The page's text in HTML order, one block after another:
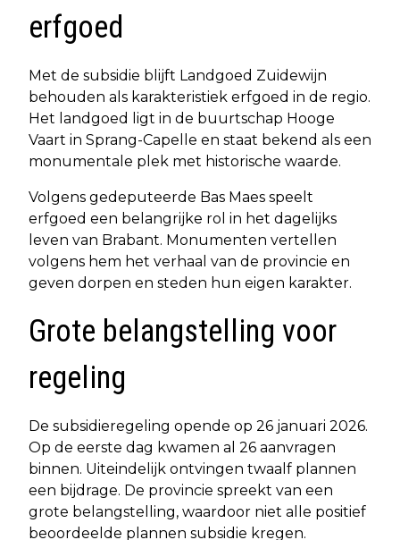
erfgoed
Met de subsidie blijft Landgoed Zuidewijn
behouden als karakteristiek erfgoed in de regio.
Het landgoed ligt in de buurtschap Hooge
Vaart in Sprang-Capelle en staat bekend als een
monumentale plek met historische waarde.
Volgens gedeputeerde Bas Maes speelt
erfgoed een belangrijke rol in het dagelijks
leven van Brabant. Monumenten vertellen
volgens hem het verhaal van de provincie en
geven dorpen en steden hun eigen karakter.
Grote belangstelling voor
regeling
De subsidieregeling opende op 26 januari 2026.
Op de eerste dag kwamen al 26 aanvragen
binnen. Uiteindelijk ontvingen twaalf plannen
een bijdrage. De provincie spreekt van een
grote belangstelling, waardoor niet alle positief
beoordeelde plannen subsidie kregen.